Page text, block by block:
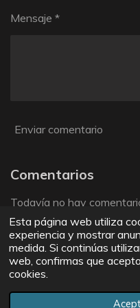
Esta página web utiliza
experiencia y mostrar
medida. Si continúas
web, confirmas que
cookies.
Mensaje *
Enviar comentario
Comentarios
Todavía no hay
Haz clic aquí para añadir
F
a
n
i
k
© 2023 - 2026 Top